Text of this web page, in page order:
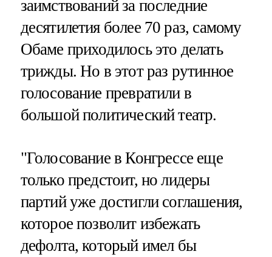
заимствований за последние
десятилетия более 70 раз, самому
Обаме приходилось это делать
трижды. Но в этот раз рутинное
голосование превратили в
большой политический театр.
"Голосование в Конгрессе еще
только предстоит, но лидеры
партий уже достигли соглашения,
которое позволит избежать
дефолта, который имел бы